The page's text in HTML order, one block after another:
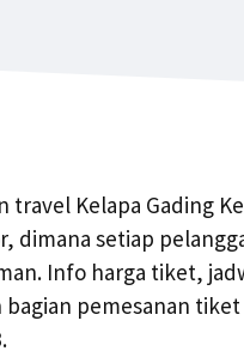
travel Kelapa Gading
dimana setiap
Info harga tiket,
pemesanan
.